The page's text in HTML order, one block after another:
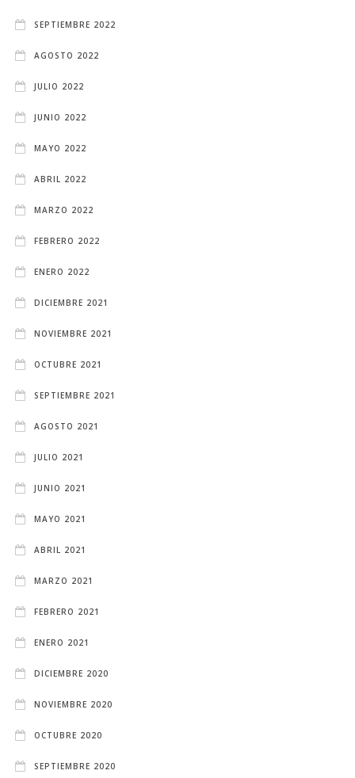
SEPTIEMBRE 2022
AGOSTO 2022
JULIO 2022
JUNIO 2022
MAYO 2022
ABRIL 2022
MARZO 2022
FEBRERO 2022
ENERO 2022
DICIEMBRE 2021
NOVIEMBRE 2021
OCTUBRE 2021
SEPTIEMBRE 2021
AGOSTO 2021
JULIO 2021
JUNIO 2021
MAYO 2021
ABRIL 2021
MARZO 2021
FEBRERO 2021
ENERO 2021
DICIEMBRE 2020
NOVIEMBRE 2020
OCTUBRE 2020
SEPTIEMBRE 2020